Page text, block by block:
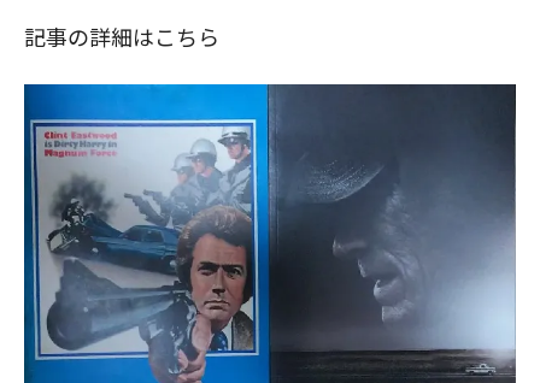
記事の詳細はこちら